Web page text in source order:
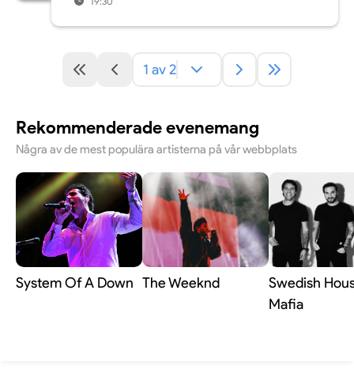
1 av 2
Rekommenderade evenemang
Några av de mest populära artisterna på vår webbplats
System Of A Down The Weeknd
Swedish
Mafia